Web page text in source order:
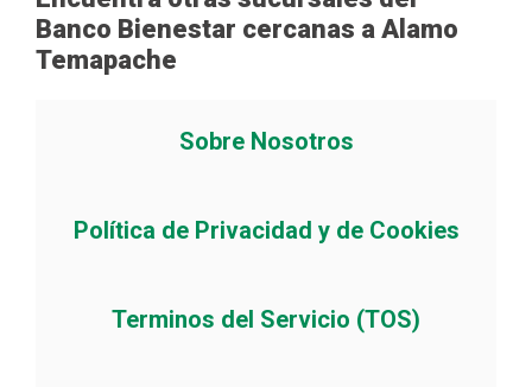
Banco Bienestar cercanas a Alamo
Temapache
Sobre Nosotros
Política de Privacidad y de Cookies
Terminos del Servicio (TOS)